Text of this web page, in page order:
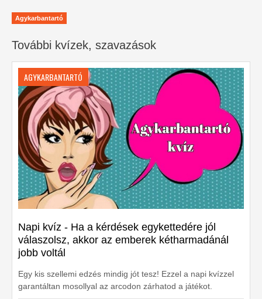
Agykarbantartó
További kvízek, szavazások
AGYKARBANTARTÓ
Napi kvíz - Ha a kérdések egykettedére jól
válaszolsz, akkor az emberek kétharmadánál
jobb voltál
Egy kis szellemi edzés mindig jót tesz! Ezzel a napi kvízzel
garantáltan mosollyal az arcodon zárhatod a játékot.